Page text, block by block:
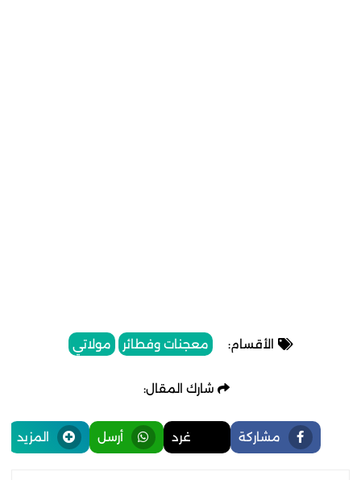
الأقسام: معجنات وفطائر مولاتي
شارك المقال:
مشاركة غرد أرسل المزيد